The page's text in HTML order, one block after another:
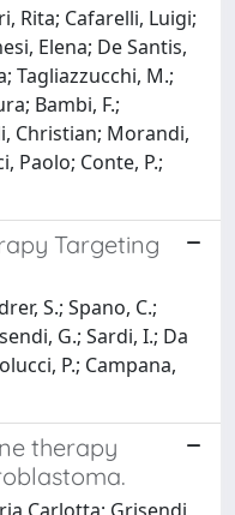
Rita; Cafarelli, Luigi;
Elena; De Santis,
Tagliazzucchi, M.;
Bambi, F.;
Christian; Morandi,
Paolo; Conte, P.;
Targeting
S.; Spano, C.;
G.; Sardi, I.; Da
P.; Campana,
therapy